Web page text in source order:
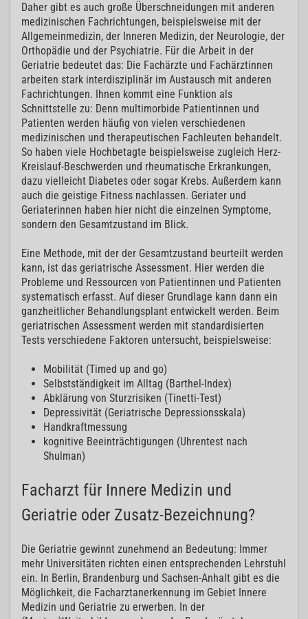
Daher gibt es auch große Überschneidungen mit anderen
medizinischen Fachrichtungen, beispielsweise mit der
Allgemeinmedizin, der Inneren Medizin, der Neurologie, der
Orthopädie und der Psychiatrie. Für die Arbeit in der
Geriatrie bedeutet das: Die Fachärzte und Fachärztinnen
arbeiten stark interdisziplinär im Austausch mit anderen
Fachrichtungen. Ihnen kommt eine Funktion als
Schnittstelle zu: Denn multimorbide Patientinnen und
Patienten werden häufig von vielen verschiedenen
medizinischen und therapeutischen Fachleuten behandelt.
So haben viele Hochbetagte beispielsweise zugleich Herz-
Kreislauf-Beschwerden und rheumatische Erkrankungen,
dazu vielleicht Diabetes oder sogar Krebs. Außerdem kann
auch die geistige Fitness nachlassen. Geriater und
Geriaterinnen haben hier nicht die einzelnen Symptome,
sondern den Gesamtzustand im Blick.
Eine Methode, mit der der Gesamtzustand beurteilt werden
kann, ist das geriatrische Assessment. Hier werden die
Probleme und Ressourcen von Patientinnen und Patienten
systematisch erfasst. Auf dieser Grundlage kann dann ein
ganzheitlicher Behandlungsplant entwickelt werden. Beim
geriatrischen Assessment werden mit standardisierten
Tests verschiedene Faktoren untersucht, beispielsweise:
Mobilität (Timed up and go)
Selbstständigkeit im Alltag (Barthel-Index)
Abklärung von Sturzrisiken (Tinetti-Test)
Depressivität (Geriatrische Depressionsskala)
Handkraftmessung
kognitive Beeinträchtigungen (Uhrentest nach
Shulman)
Facharzt für Innere Medizin und
Geriatrie oder Zusatz-Bezeichnung?
Die Geriatrie gewinnt zunehmend an Bedeutung: Immer
mehr Universitäten richten einen entsprechenden Lehrstuhl
ein. In Berlin, Brandenburg und Sachsen-Anhalt gibt es die
Möglichkeit, die Facharztanerkennung im Gebiet Innere
Medizin und Geriatrie zu erwerben. In der